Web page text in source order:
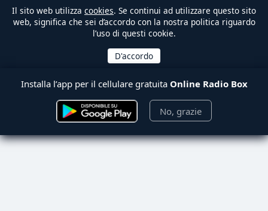
Il sito web utilizza cookies. Se continui ad utilizzare questo sito
web, significa che sei d’accordo con la nostra politica riguardo
l’uso di questi cookie.
Installa l’app per il cellulare gratuita Online Radio Box
No, grazie